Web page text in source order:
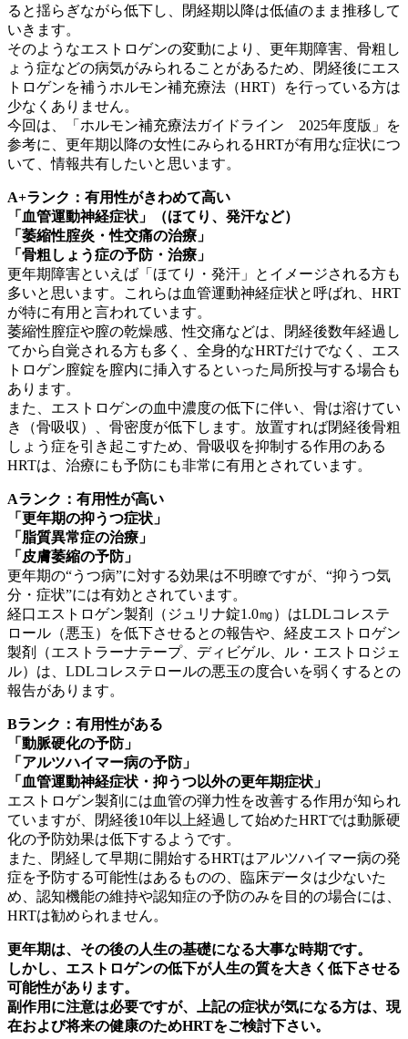
ると揺らぎながら低下し、閉経期以降は低値のまま推移して
いきます。
そのようなエストロゲンの変動により、更年期障害、骨粗し
ょう症などの病気がみられることがあるため、閉経後にエス
トロゲンを補うホルモン補充療法（HRT）を行っている方は
少なくありません。
今回は、「ホルモン補充療法ガイドライン 2025年度版」を
参考に、更年期以降の女性にみられるHRTが有用な症状につ
いて、情報共有したいと思います。
A+ランク：有用性がきわめて高い
「血管運動神経症状」（ほてり、発汗など）
「萎縮性腟炎・性交痛の治療」
「骨粗しょう症の予防・治療」
更年期障害といえば「ほてり・発汗」とイメージされる方も
多いと思います。これらは血管運動神経症状と呼ばれ、HRT
が特に有用と言われています。
萎縮性膣症や膣の乾燥感、性交痛などは、閉経後数年経過し
てから自覚される方も多く、全身的なHRTだけでなく、エス
トロゲン膣錠を膣内に挿入するといった局所投与する場合も
あります。
また、エストロゲンの血中濃度の低下に伴い、骨は溶けてい
き（骨吸収）、骨密度が低下します。放置すれば閉経後骨粗
しょう症を引き起こすため、骨吸収を抑制する作用のある
HRTは、治療にも予防にも非常に有用とされています。
Aランク：有用性が高い
「更年期の抑うつ症状」
「脂質異常症の治療」
「皮膚萎縮の予防」
更年期の“うつ病”に対する効果は不明瞭ですが、“抑うつ気
分・症状”には有効とされています。
経口エストロゲン製剤（ジュリナ錠1.0㎎）はLDLコレステ
ロール（悪玉）を低下させるとの報告や、経皮エストロゲン
製剤（エストラーナテープ、ディビゲル、ル・エストロジェ
ル）は、LDLコレステロールの悪玉の度合いを弱くするとの
報告があります。
Bランク：有用性がある
「動脈硬化の予防」
「アルツハイマー病の予防」
「血管運動神経症状・抑うつ以外の更年期症状」
エストロゲン製剤には血管の弾力性を改善する作用が知られ
ていますが、閉経後10年以上経過して始めたHRTでは動脈硬
化の予防効果は低下するようです。
また、閉経して早期に開始するHRTはアルツハイマー病の発
症を予防する可能性はあるものの、臨床データは少ないた
め、認知機能の維持や認知症の予防のみを目的の場合には、
HRTは勧められません。
更年期は、その後の人生の基礎になる大事な時期です。
しかし、エストロゲンの低下が人生の質を大きく低下させる
可能性があります。
副作用に注意は必要ですが、上記の症状が気になる方は、現
在および将来の健康のためHRTをご検討下さい。